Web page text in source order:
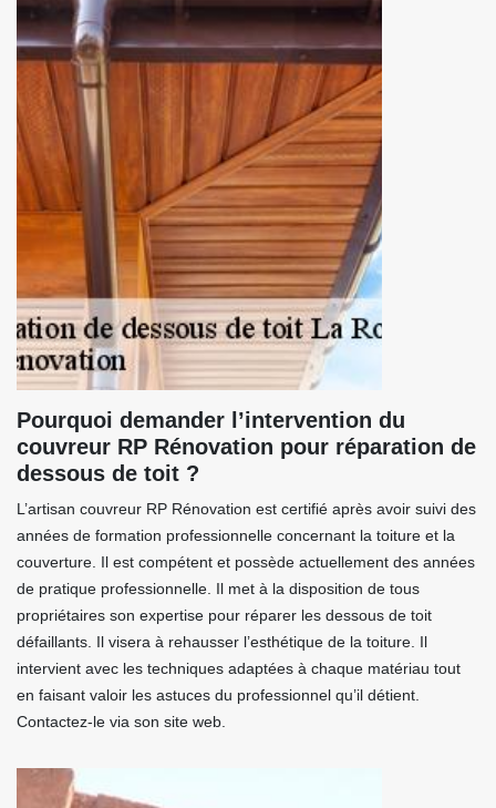
Pourquoi demander l’intervention du
couvreur RP Rénovation pour réparation de
dessous de toit ?
L’artisan couvreur RP Rénovation est certifié après avoir suivi des
années de formation professionnelle concernant la toiture et la
couverture. Il est compétent et possède actuellement des années
de pratique professionnelle. Il met à la disposition de tous
propriétaires son expertise pour réparer les dessous de toit
défaillants. Il visera à rehausser l’esthétique de la toiture. Il
intervient avec les techniques adaptées à chaque matériau tout
en faisant valoir les astuces du professionnel qu’il détient.
Contactez-le via son site web.